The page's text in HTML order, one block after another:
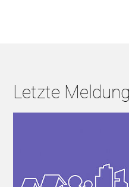
Letzte